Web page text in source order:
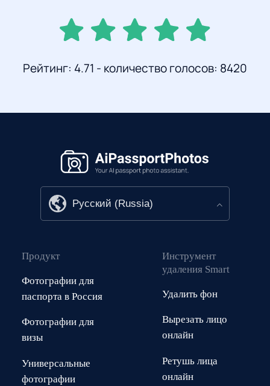
Рейтинг: 4.71 - количество голосов: 8420
Продукт
Фотографии для
паспорта в Россия
Фотографии для
визы
Универсальные
фотографии
Инструмент
удаления Smart
Удалить фон
Вырезать лицо
онлайн
Ретушь лица
онлайн